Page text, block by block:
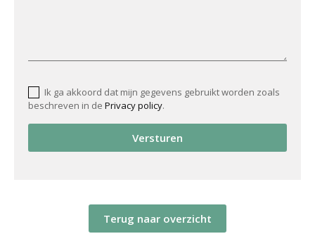
Ik ga akkoord dat mijn gegevens gebruikt worden zoals
beschreven in de Privacy policy.
Versturen
Terug naar overzicht